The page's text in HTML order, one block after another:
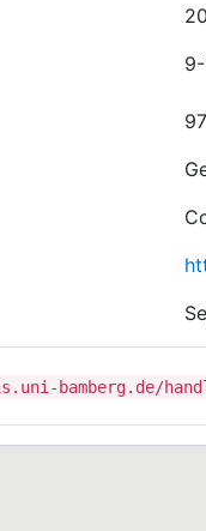
bamberg.de/